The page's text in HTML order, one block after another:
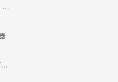
New Bing Anywhere (Bing Chat GPT-4)
圖片下載器 – 批量下載圖片